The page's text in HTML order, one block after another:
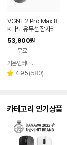
VGN F2 Pro Max 8
K나노 유무선 잠자리
게이밍 마우스 화이트
53,900원
무료
페이
가온인터내셔날
별 4.95 리
(580)
카테고리 인기상품